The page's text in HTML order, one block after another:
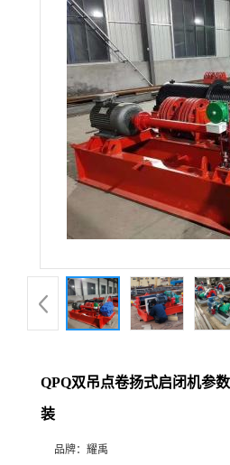
QPQ双吊点卷扬式启闭机参
装
品牌： 耀禹